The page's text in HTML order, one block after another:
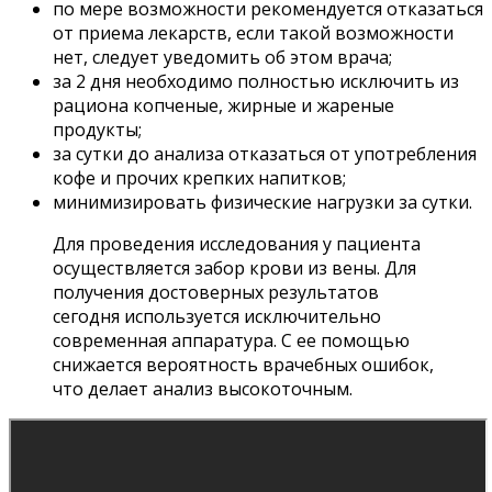
по мере возможности рекомендуется отказаться
от приема лекарств, если такой возможности
нет, следует уведомить об этом врача;
за 2 дня необходимо полностью исключить из
рациона копченые, жирные и жареные
продукты;
за сутки до анализа отказаться от употребления
кофе и прочих крепких напитков;
минимизировать физические нагрузки за сутки.
Для проведения исследования у пациента
осуществляется забор крови из вены. Для
получения достоверных результатов
сегодня используется исключительно
современная аппаратура. С ее помощью
снижается вероятность врачебных ошибок,
что делает анализ высокоточным.